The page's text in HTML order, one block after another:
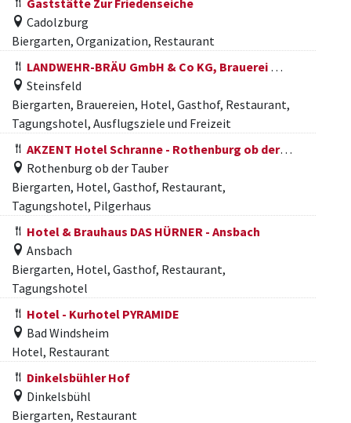
Gaststätte Zur Friedenseiche
Cadolzburg
Biergarten, Organization, Restaurant
LANDWEHR-BRÄU GmbH & Co KG, Brauerei mit Brauereigasthof und Hotel
Steinsfeld
Biergarten, Brauereien, Hotel, Gasthof, Restaurant,
Tagungshotel, Ausflugsziele und Freizeit
AKZENT Hotel Schranne - Rothenburg ob der Tauber
Rothenburg ob der Tauber
Biergarten, Hotel, Gasthof, Restaurant,
Tagungshotel, Pilgerhaus
Hotel & Brauhaus DAS HÜRNER - Ansbach
Ansbach
Biergarten, Hotel, Gasthof, Restaurant,
Tagungshotel
Hotel - Kurhotel PYRAMIDE
Bad Windsheim
Hotel, Restaurant
Dinkelsbühler Hof
Dinkelsbühl
Biergarten, Restaurant